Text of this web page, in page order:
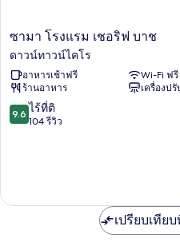
ซามา
โรงแรม
เชอ
ริฟ
บาช
ดาวน์
ทาวน์
ซามา โรงแรม เชอริฟ บาช
ดาวน์ทาวน์ไคโร
อาหารเช้าฟรี
Wi-Fi ฟรี
ร้านอาหาร
เครื่องป
9.6
จาก
รีวิว
9.6 ไร้ที่ติ
104 รีวิว
เปรียบเทีย